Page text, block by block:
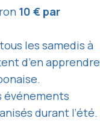
10 € par
les samedis à
d’en apprendre
événements
durant l’été.